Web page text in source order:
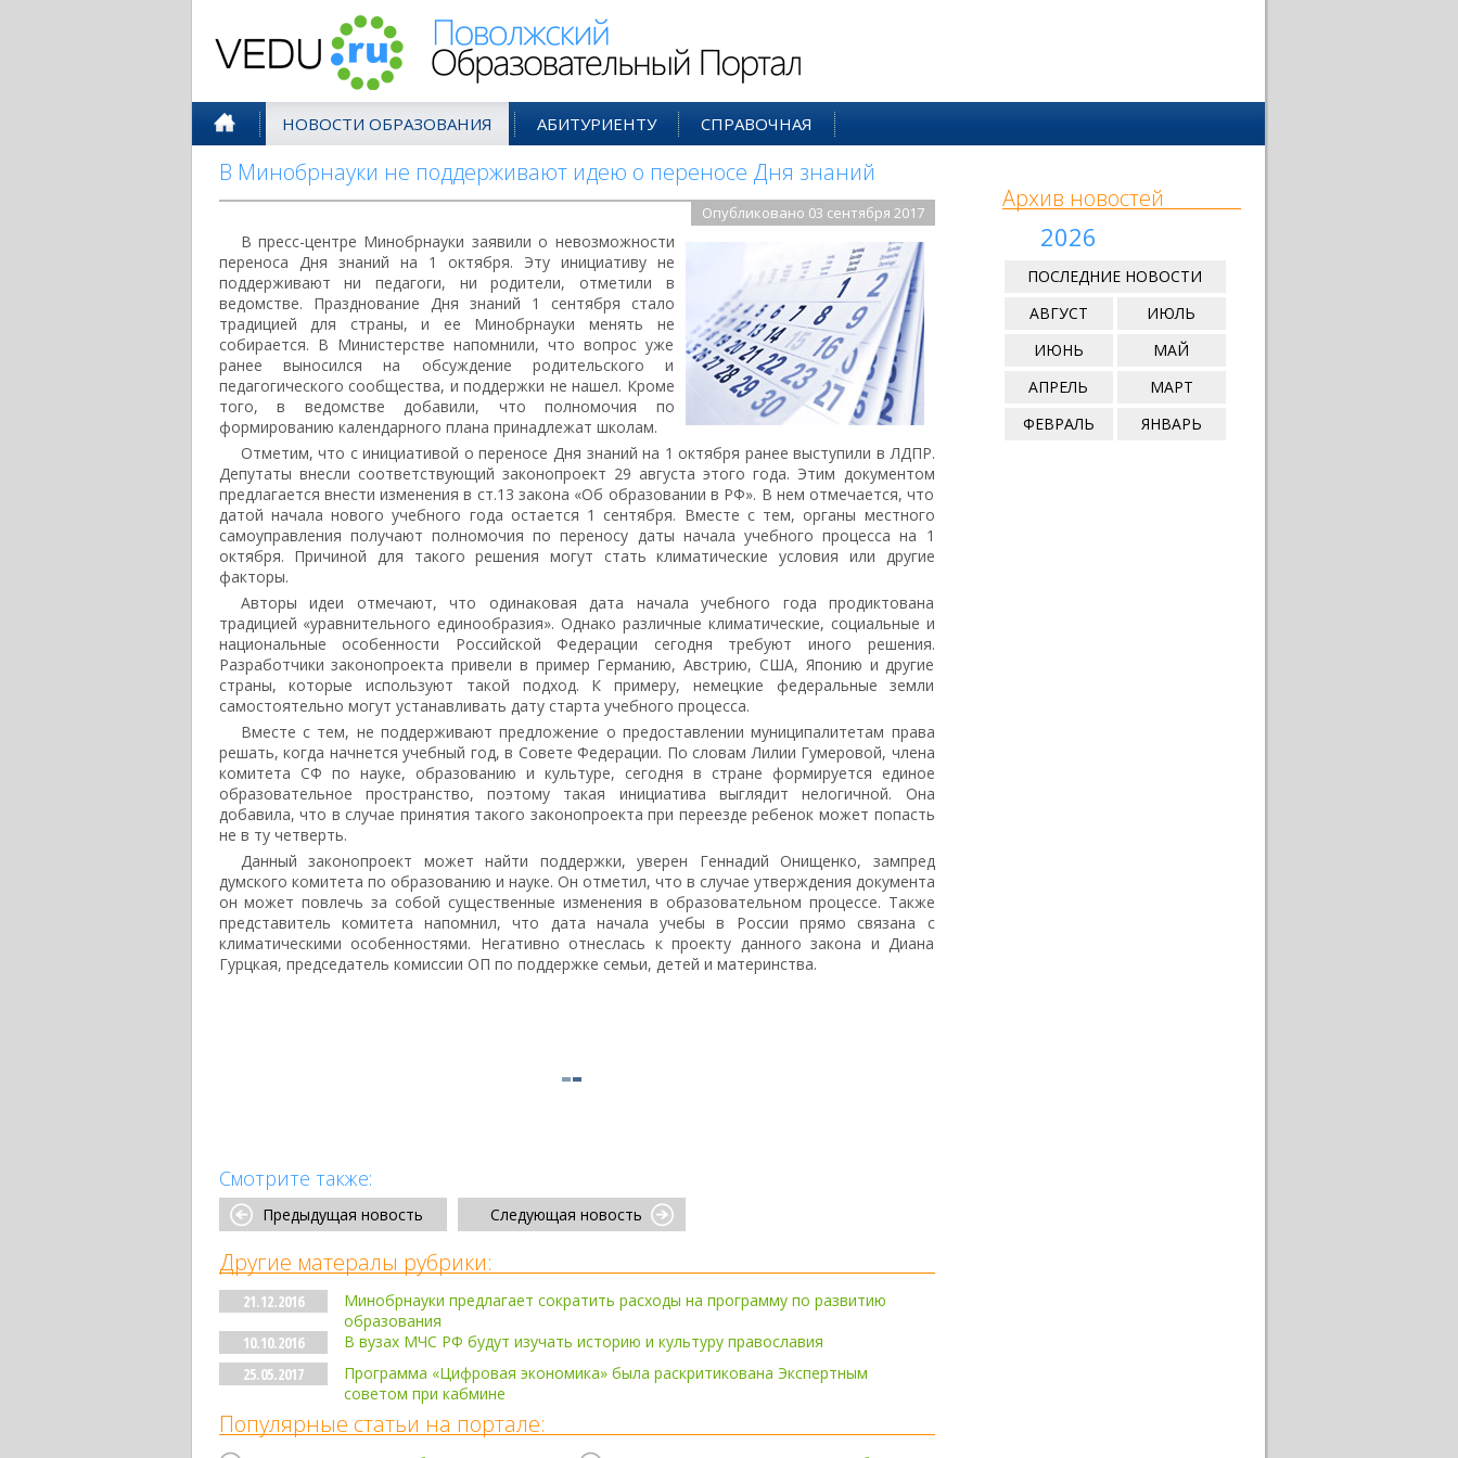
НОВОСТИ ОБРАЗОВАНИЯ АБИТУРИЕНТУ СПРАВОЧНАЯ
В Минобрнауки не поддерживают идею о переносе Дня знаний
Опубликовано 03 сентября 2017
В пресс-центре Минобрнауки заявили о невозможности
переноса Дня знаний на 1 октября. Эту инициативу не
поддерживают ни педагоги, ни родители, отметили в
ведомстве. Празднование Дня знаний 1 сентября стало
традицией для страны, и ее Минобрнауки менять не
собирается. В Министерстве напомнили, что вопрос уже
ранее выносился на обсуждение родительского и
педагогического сообщества, и поддержки не нашел. Кроме
того, в ведомстве добавили, что полномочия по
формированию календарного плана принадлежат школам.
Отметим, что с инициативой о переносе Дня знаний на 1 октября ранее выступили в ЛДПР.
Депутаты внесли соответствующий законопроект 29 августа этого года. Этим документом
предлагается внести изменения в ст.13 закона «Об образовании в РФ». В нем отмечается, что
датой начала нового учебного года остается 1 сентября. Вместе с тем, органы местного
самоуправления получают полномочия по переносу даты начала учебного процесса на 1
октября. Причиной для такого решения могут стать климатические условия или другие
факторы.
Авторы идеи отмечают, что одинаковая дата начала учебного года продиктована
традицией «уравнительного единообразия». Однако различные климатические, социальные и
национальные особенности Российской Федерации сегодня требуют иного решения.
Разработчики законопроекта привели в пример Германию, Австрию, США, Японию и другие
страны, которые используют такой подход. К примеру, немецкие федеральные земли
самостоятельно могут устанавливать дату старта учебного процесса.
Вместе с тем, не поддерживают предложение о предоставлении муниципалитетам права
решать, когда начнется учебный год, в Совете Федерации. По словам Лилии Гумеровой, члена
комитета СФ по науке, образованию и культуре, сегодня в стране формируется единое
образовательное пространство, поэтому такая инициатива выглядит нелогичной. Она
добавила, что в случае принятия такого законопроекта при переезде ребенок может попасть
не в ту четверть.
Данный законопроект может найти поддержки, уверен Геннадий Онищенко, зампред
думского комитета по образованию и науке. Он отметил, что в случае утверждения документа
он может повлечь за собой существенные изменения в образовательном процессе. Также
представитель комитета напомнил, что дата начала учебы в России прямо связана с
климатическими особенностями. Негативно отнеслась к проекту данного закона и Диана
Гурцкая, председатель комиссии ОП по поддержке семьи, детей и материнства.
Смотрите также:
Предыдущая новость Следующая новость
Другие матералы рубрики:
21.12.2016
Минобрнауки предлагает сократить расходы на программу по развитию
образования
10.10.2016
В вузах МЧС РФ будут изучать историю и культуру православия
25.05.2017
Программа «Цифровая экономика» была раскритикована Экспертным
советом при кабмине
Популярные статьи на портале:
Архив новостей
2026
ПОСЛЕДНИЕ НОВОСТИ
АВГУСТ
ИЮЛЬ
ИЮНЬ
МАЙ
АПРЕЛЬ
МАРТ
ФЕВРАЛЬ
ЯНВАРЬ